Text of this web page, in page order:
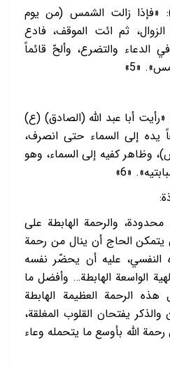
«فإذا زالت الشمس (من يوم
ثم ائت الموقف، فادع
الدعاء والتضرع، وألحّ قائماً
«5»
أبا عبد الله (الصادق) (ع)
يده إلى السماء حتى انصرف،
وظاهر كفيه إلى السماء، وهو
«6»
والرحمة الهابطة على
يتمكن الحاج أن ينال من رحمة
النفسي، عليه أن يحضّر نفسه
الواسعة الهابطة… وأفضل ما
هذه الرحمة العظيمة الهابطة
والذكر يفتحان القلوب المغلقة،
رحمة الله بأوسع ما يتحمله وعاء